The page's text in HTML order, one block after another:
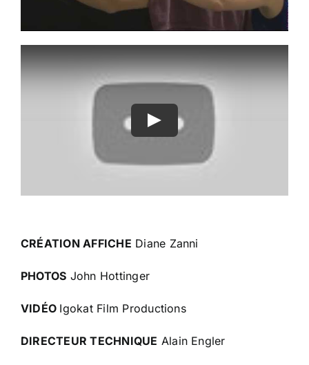
CRÉATION AFFICHE Diane Zanni
PHOTOS John Hottinger
VIDÉO Igokat Film Productions
DIRECTEUR TECHNIQUE Alain Engler